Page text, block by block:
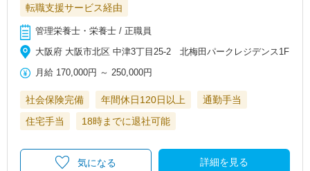
転職支援サービス経由
管理栄養士・栄養士 / 正職員
大阪府 大阪市北区 中津3丁目25-2 北梅田パークレジデンス1F
月給 170,000円 ～250,000円
社会保険完備 年間休日120日以上
通勤手当
住宅手当
18時までに退社可能
詳細を見る
気になる